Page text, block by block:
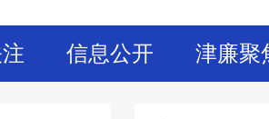
信息公开 津廉聚